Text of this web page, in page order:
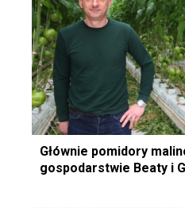
Głównie pomidory
gospodarstwie Beaty i